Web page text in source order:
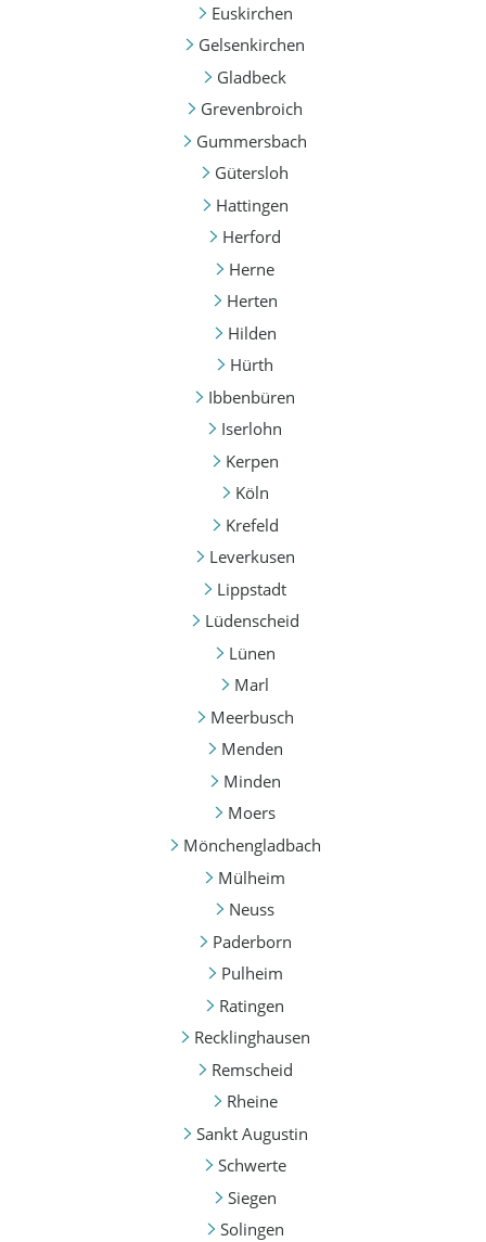
Euskirchen
Gelsenkirchen
Gladbeck
Grevenbroich
Gummersbach
Gütersloh
Hattingen
Herford
Herne
Herten
Hilden
Hürth
Ibbenbüren
Iserlohn
Kerpen
Köln
Krefeld
Leverkusen
Lippstadt
Lüdenscheid
Lünen
Marl
Meerbusch
Menden
Minden
Moers
Mönchengladbach
Mülheim
Neuss
Paderborn
Pulheim
Ratingen
Recklinghausen
Remscheid
Rheine
Sankt Augustin
Schwerte
Siegen
Solingen